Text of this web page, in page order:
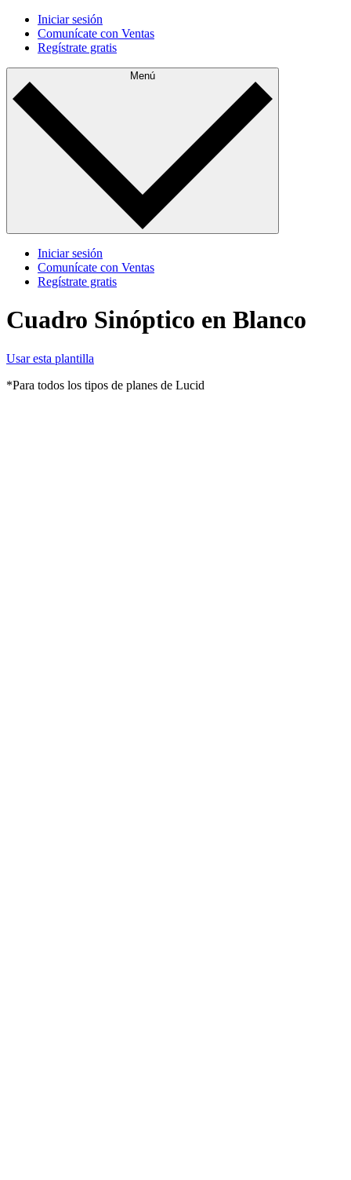
Iniciar sesión
Comunícate con Ventas
Regístrate gratis
Menú
Iniciar sesión
Comunícate con Ventas
Regístrate gratis
Cuadro Sinóptico en Blanco
Usar esta plantilla
*Para todos los tipos de planes de Lucid